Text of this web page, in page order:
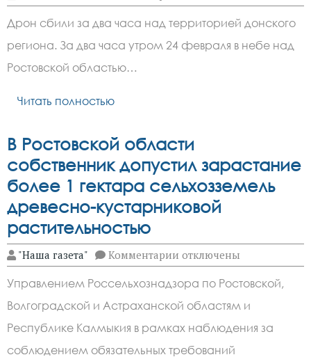
записи
один
БПЛА
сбили
февраля
Дрон сбили за два часа над территорией донского
региона. За два часа утром 24 февраля в небе над
Ростовской областью…
Читать полностью
В Ростовской области
собственник допустил зарастание
более 1 гектара сельхозземель
древесно-кустарниковой
растительностью
"Наша газета" Комментарии к
записи
Ростовской
области
собственник
допустил
зарастание
более
отключены
Управлением Россельхознадзора по Ростовской,
Волгоградской и Астраханской областям и
Республике Калмыкия в рамках наблюдения за
соблюдением обязательных требований